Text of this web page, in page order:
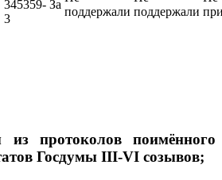
345359-
3
За
поддержали поддержали
протоколов поимённого
Госдумы III-VI созывов;